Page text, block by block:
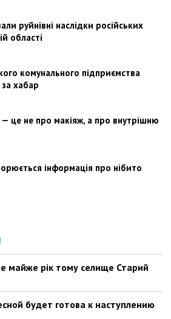
руйнівні наслідки російських
області
комунального підприємства
хабар
це не про макіяж, а про внутрішню
інформація про нібито
майже рік тому селище Старий
будет готова к наступлению